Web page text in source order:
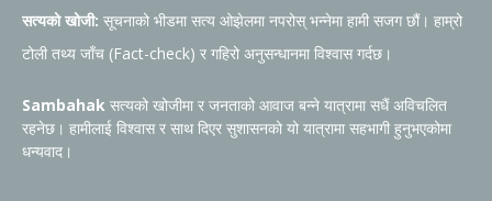
सत्यको खोजी: सूचनाको भीडमा सत्य ओझेलमा नपरोस् भन्नेमा हामी सजग छौं। हाम्रो
टोली तथ्य जाँच (Fact-check) र गहिरो अनुसन्धानमा विश्वास गर्दछ।
Sambahak सत्यको खोजीमा र जनताको आवाज बन्ने यात्रामा सधैं अविचलित
रहनेछ। हामीलाई विश्वास र साथ दिएर सुशासनको यो यात्रामा सहभागी हुनुभएकोमा
धन्यवाद।